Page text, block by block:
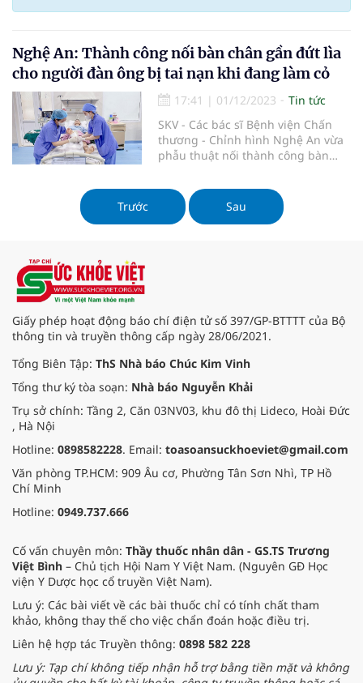
Nghệ An: Thành công nối bàn chân gần đứt lìa
cho người đàn ông bị tai nạn khi đang làm cỏ
17:41 | 01/12/2023
Tin tức
SKV - Các bác sĩ Bệnh viện Chấn
thương - Chỉnh hình Nghệ An vừa
phẫu thuật nối thành công bàn
nạn lao động.
Trước
Sau
Giấy phép hoạt động báo chí điện tử số 397/GP-BTTTT của Bộ
thông tin và truyền thông cấp ngày 28/06/2021.
Tổng Biên Tập: ThS Nhà báo Chúc Kim Vinh
Tổng thư ký tòa soạn: Nhà báo Nguyễn Khải
Trụ sở chính: Tầng 2, Căn 03NV03, khu đô thị Lideco, Hoài Đức
, Hà Nội
Hotline: 0898582228. Email: toasoansuckhoeviet@gmail.com
Văn phòng TP.HCM: 909 Âu cơ, Phường Tân Sơn Nhì, TP Hồ
Chí Minh
Hotline: 0949.737.666
Cố vấn chuyên môn: Thầy thuốc nhân dân - GS.TS Trương
Việt Bình – Chủ tịch Hội Nam Y Việt Nam. (Nguyên GĐ Học
viện Y Dược học cổ truyền Việt Nam).
Lưu ý: Các bài viết về các bài thuốc chỉ có tính chất tham
khảo, không thay thế cho việc chẩn đoán hoặc điều trị.
Liên hệ hợp tác Truyền thông: 0898 582 228
Lưu ý: Tạp chí không tiếp nhận hỗ trợ bằng tiền mặt và không